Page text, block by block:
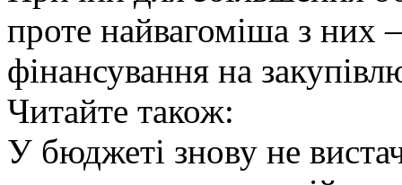
проте найвагоміша з них
фінансування на
Читайте також:
У бюджеті знову не